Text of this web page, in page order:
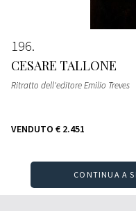
196
CESARE TALLONE
Ritratto dell'editore Emilio Treves
VENDUTO € 2.451
CONTINUA A